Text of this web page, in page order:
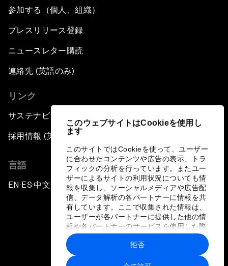
このウェブサイトはCookieを使用し
ます
このサイトではCookieを使って、ユーザー
に合わせたコンテンツや広告の表示、トラ
フィックの分析を行っています。またユー
ザーによるサイトの利用状況についても情
報を収集し、ソーシャルメディアや広告配
信、データ解析の各パートナーに情報を共
有しています。ここで収集された情報は、
ユーザーが各パートナーに提供した他の情
報や各パートナーのサービスを使用した際
に収集された情報と組み合わされ、各パー
トナーによって使用されることがありま
す。
拒否
参加する（個人、組織）
プレスリリース登録
ニュースレター購読
連絡先 (英語のみ)
リンク
サステナビリティへの取り組み
採用情報 (英語のみ)
言語
EN ▪ ES▪中文▪ 日本語
プライバシーポリシーと利用規約